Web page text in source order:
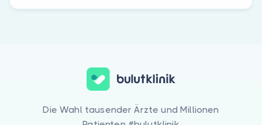
Die Wahl tausender Ärzte und Millionen